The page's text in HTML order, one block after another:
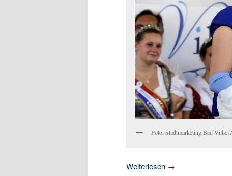
Foto: Stadtmarketing Bad Vilbel
Weiterlesen →